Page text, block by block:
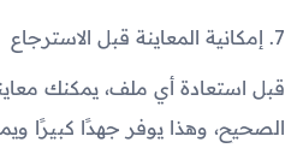
7. إمكانية المعاينة قبل الاسترجاع
قبل استعادة أي ملف، يمكنك
الصحيح، وهذا يوفر جهدًا كبيرًا